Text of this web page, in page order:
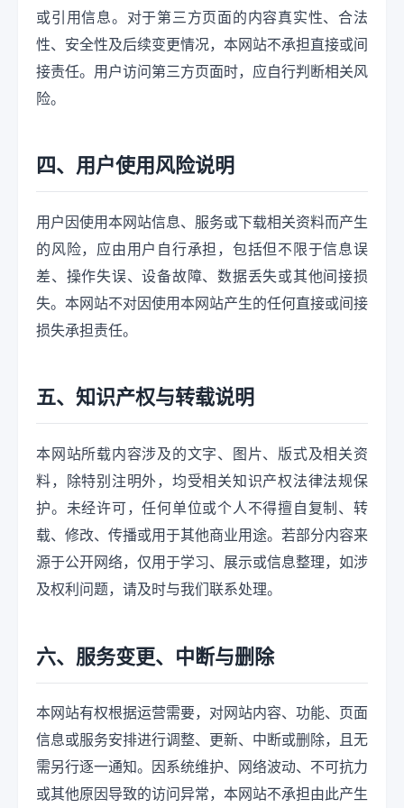
或引用信息。对于第三方页面的内容真实性、合法
性、安全性及后续变更情况，本网站不承担直接或间
接责任。用户访问第三方页面时，应自行判断相关风
险。
四、用户使用风险说明
用户因使用本网站信息、服务或下载相关资料而产生
的风险，应由用户自行承担，包括但不限于信息误
差、操作失误、设备故障、数据丢失或其他间接损
失。本网站不对因使用本网站产生的任何直接或间接
损失承担责任。
五、知识产权与转载说明
本网站所载内容涉及的文字、图片、版式及相关资
料，除特别注明外，均受相关知识产权法律法规保
护。未经许可，任何单位或个人不得擅自复制、转
载、修改、传播或用于其他商业用途。若部分内容来
源于公开网络，仅用于学习、展示或信息整理，如涉
及权利问题，请及时与我们联系处理。
六、服务变更、中断与删除
本网站有权根据运营需要，对网站内容、功能、页面
信息或服务安排进行调整、更新、中断或删除，且无
需另行逐一通知。因系统维护、网络波动、不可抗力
或其他原因导致的访问异常，本网站不承担由此产生